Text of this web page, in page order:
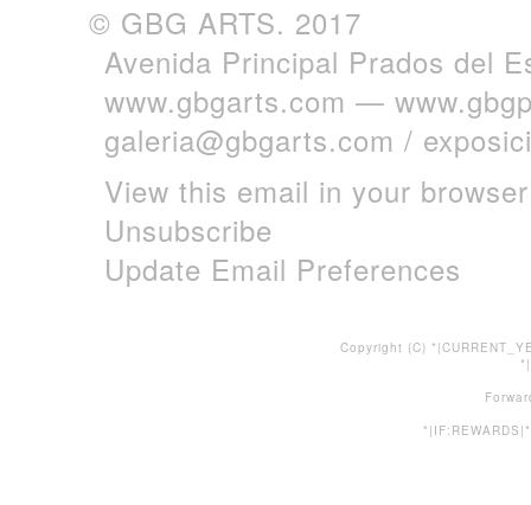
© GBG ARTS. 2017
Avenida Principal Prados del
www.gbgarts.com —
galeria@gbgarts.com /
View this email in your browser
Unsubscribe
Update Email Preferences
Copyright (C)